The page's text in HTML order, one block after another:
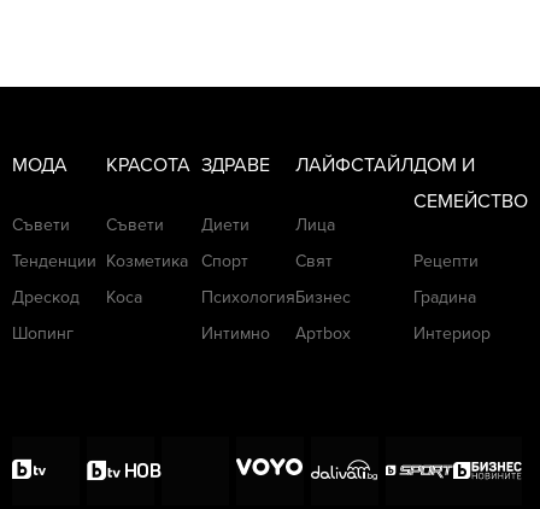
МОДА
Съвети
Тенденции
Дрескод
Шопинг
КРАСОТА
Съвети
Козметика
Коса
ЗДРАВЕ
Диети
Спорт
Психология
Интимно
ЛАЙФСТАЙЛ
Лица
Свят
Бизнес
Артbox
ДОМ И
СЕМЕЙСТВО
Рецепти
Градина
Интериор